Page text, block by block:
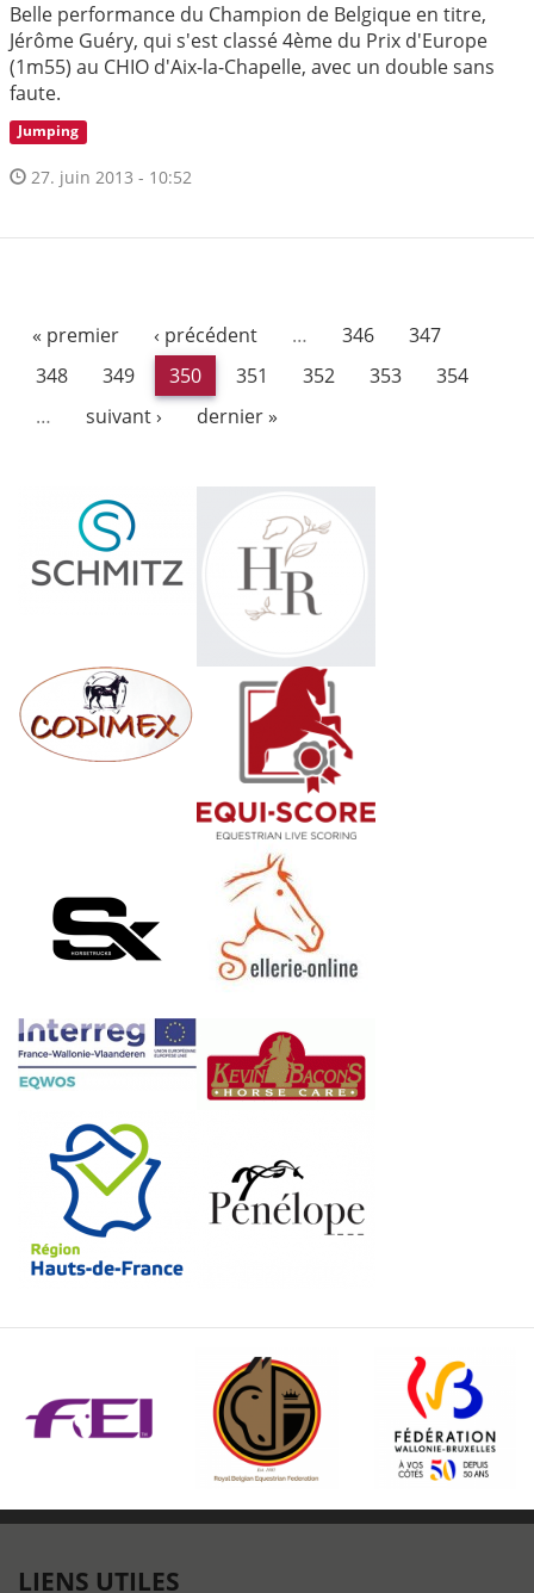
Belle performance du Champion de Belgique en titre,
Jérôme Guéry, qui s'est classé 4ème du Prix d'Europe
(1m55) au CHIO d'Aix-la-Chapelle, avec un double sans
faute.
Jumping
27. juin 2013 - 10:52
« premier ‹ précédent … 346
347
348
349 350 351 352 353
354
…
suivant › dernier »
LIENS UTILES